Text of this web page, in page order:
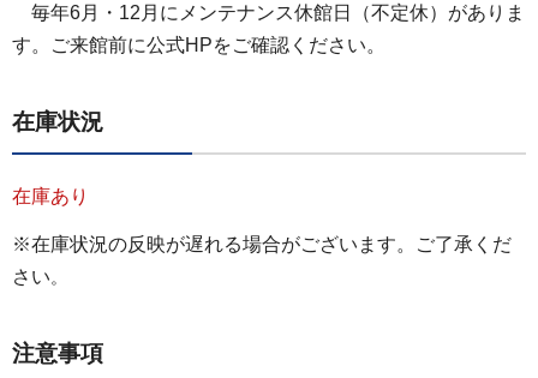
毎年6月・12月にメンテナンス休館日（不定休）がありま
す。ご来館前に公式HPをご確認ください。
在庫状況
在庫あり
※在庫状況の反映が遅れる場合がございます。ご了承くだ
さい 。
注意事項